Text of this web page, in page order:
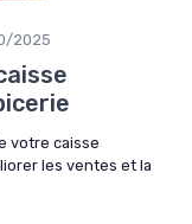
2025
votre caisse
les ventes et la